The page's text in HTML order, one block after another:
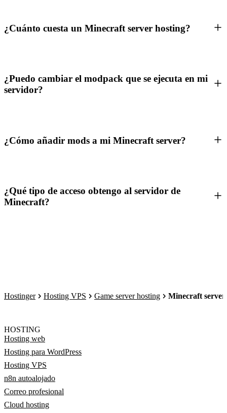
¿Cuánto cuesta un Minecraft server hosting?
¿Puedo cambiar el modpack que se ejecuta en mi
servidor?
¿Cómo añadir mods a mi Minecraft server?
¿Qué tipo de acceso obtengo al servidor de
Minecraft?
Hostinger Hosting VPS Game server hosting Minecraft server
HOSTING
Hosting web
Hosting para WordPress
Hosting VPS
n8n autoalojado
Correo profesional
Cloud hosting